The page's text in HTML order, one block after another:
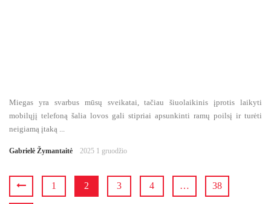
Miegas yra svarbus mūsų sveikatai, tačiau šiuolaikinis įprotis laikyti
mobilųjį telefoną šalia lovos gali stipriai apsunkinti ramų poilsį ir turėti
neigiamą įtaką ...
Gabrielė Žymantaitė 2025 1 gruodžio
1 2 3 4 … 38